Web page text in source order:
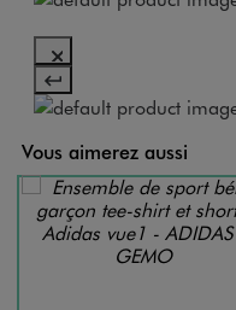
Vous aimerez aussi